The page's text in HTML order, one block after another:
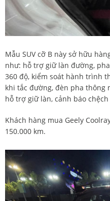
Mẫu SUV cỡ B này sở hữu
như: hỗ trợ giữ làn đường,
360 độ, kiểm soát hành trình
khi tắc đường, đèn pha thông
hỗ trợ giữ làn, cảnh báo
Khách hàng mua Geely
150.000 km.